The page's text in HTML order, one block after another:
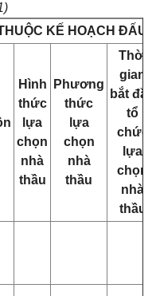
KẾ HOẠCH ĐẤU
Hình
thức
lựa
chọn
nhà
thầu
Phương
thức
lựa
chọn
nhà
thầu
Thời
gian
bắt đầu
tổ
chức
lựa
chọn
nhà
thầu